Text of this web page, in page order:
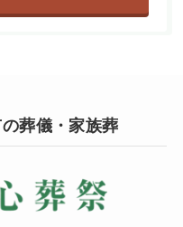
葬儀・家族葬